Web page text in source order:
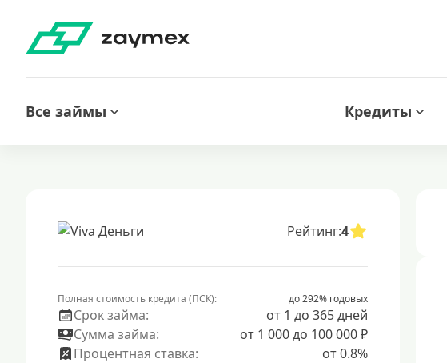
Все займы Кредиты
Рейтинг:4
Полная стоимость кредита (ПСК): до 292% годовых
Срок займа:
от 1 до 365 дней
Сумма займа:
от 1 000 до 100 000 ₽
Процентная ставка:
от 0.8%